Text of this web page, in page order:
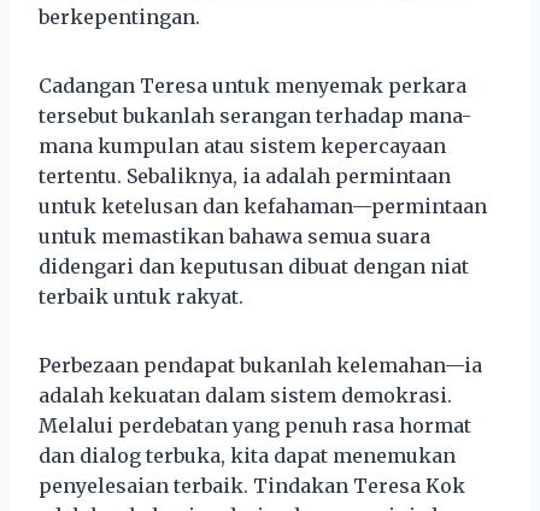
berkepentingan.
Cadangan Teresa untuk menyemak perkara
tersebut bukanlah serangan terhadap mana-
mana kumpulan atau sistem kepercayaan
tertentu. Sebaliknya, ia adalah permintaan
untuk ketelusan dan kefahaman—permintaan
untuk memastikan bahawa semua suara
didengari dan keputusan dibuat dengan niat
terbaik untuk rakyat.
Perbezaan pendapat bukanlah kelemahan—ia
adalah kekuatan dalam sistem demokrasi.
Melalui perdebatan yang penuh rasa hormat
dan dialog terbuka, kita dapat menemukan
penyelesaian terbaik. Tindakan Teresa Kok